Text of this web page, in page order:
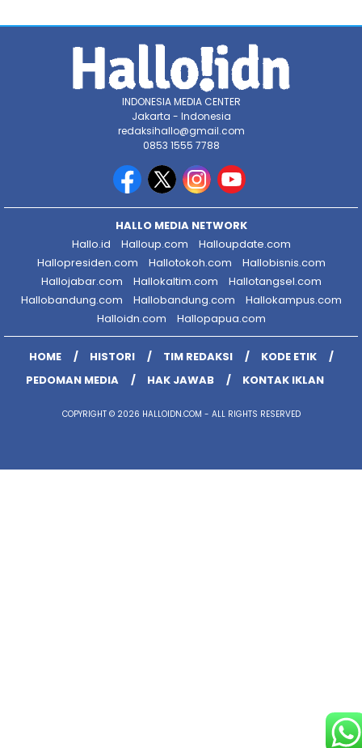
INDONESIA MEDIA CENTER
Jakarta - Indonesia
redaksihallo@gmail.com
0853 1555 7788
HALLO MEDIA NETWORK
Hallo.id
Halloup.com
Halloupdate.com
Hallopresiden.com
Hallotokoh.com
Hallobisnis.com
Hallojabar.com
Hallokaltim.com
Hallotangsel.com
Hallobandung.com
Hallobandung.com
Hallokampus.com
Halloidn.com
Hallopapua.com
HOME HISTORI TIM REDAKSI
KODE ETIK
PEDOMAN MEDIA
HAK JAWAB KONTAK IKLAN
COPYRIGHT © 2026 HALLOIDN.COM - ALL RIGHTS RESERVED